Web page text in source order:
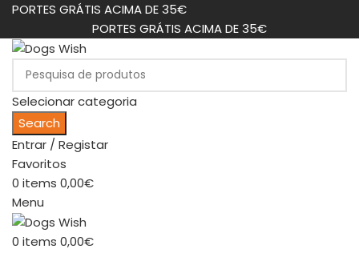
PORTES GRÁTIS ACIMA DE 35€
PORTES GRÁTIS ACIMA DE 35€
Selecionar categoria
Search
Entrar / Registar
Favoritos
0 items 0,00€
Menu
0 items 0,00€